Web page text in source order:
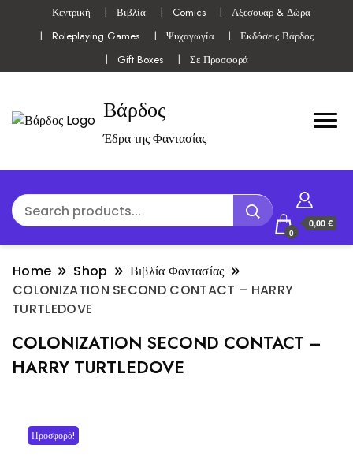
Κεντρική Βιβλία Comics
Αξεσουάρ & Δώρα
Roleplaying Games
Ψυχαγωγία
Εκδόσεις Βάρδος
Gift Boxes
Σε Προσφορά
Βάρδος
Έδρα της Φαντασίας
0
0,00 €
Home Shop
Βιβλία Φαντασίας
COLONIZATION SECOND CONTACT – HARRY
TURTLEDOVE
COLONIZATION SECOND CONTACT –
HARRY TURTLEDOVE
Προσφορά!